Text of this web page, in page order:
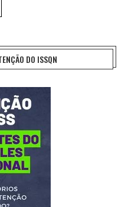
DO ISSQN